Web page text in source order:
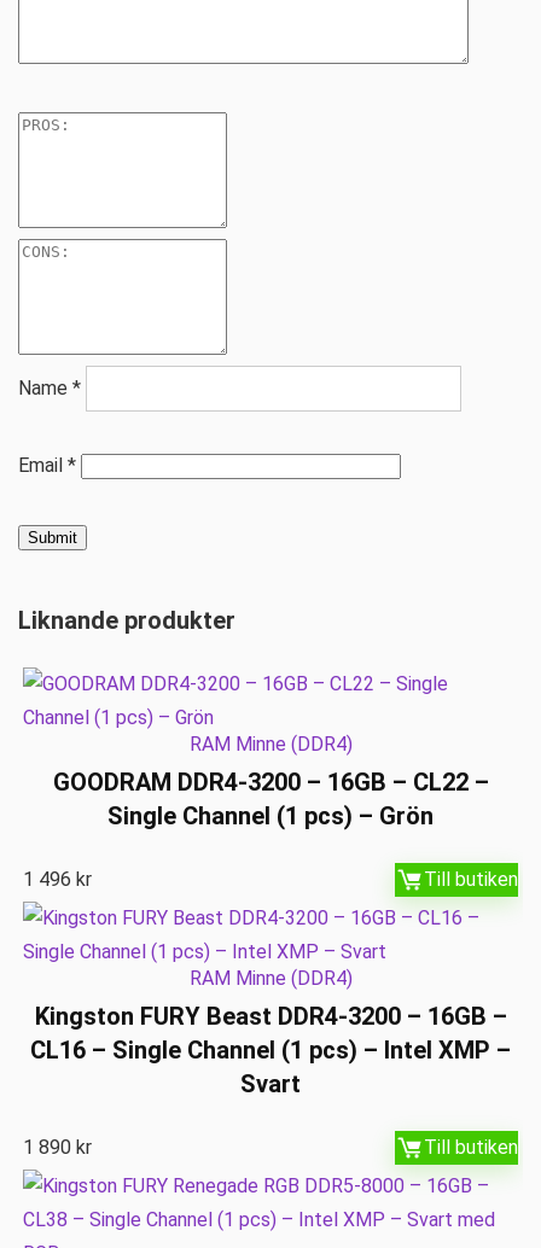
Name *
Email *
Liknande produkter
RAM Minne (DDR4)
GOODRAM DDR4-3200 – 16GB – CL22 –
Single Channel (1 pcs) – Grön
1 496kr Till butiken
RAM Minne (DDR4)
Kingston FURY Beast DDR4-3200 – 16GB –
CL16 – Single Channel (1 pcs) – Intel XMP –
Svart
1 890 kr Till butiken